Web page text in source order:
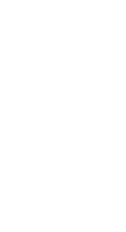
gewünschten Flug und